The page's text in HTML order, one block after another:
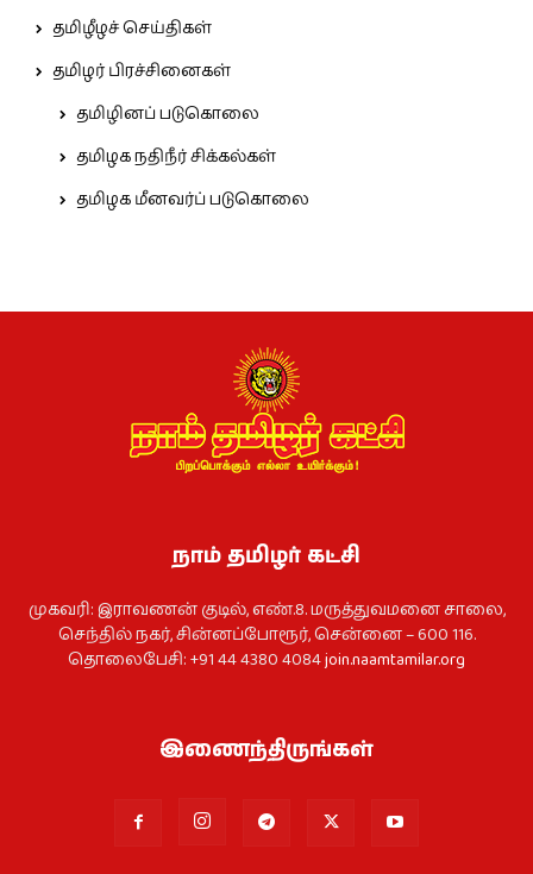
தமிழீழச் செய்திகள்
தமிழர் பிரச்சினைகள்
தமிழினப் படுகொலை
தமிழக நதிநீர் சிக்கல்கள்
தமிழக மீனவர்ப் படுகொலை
நாம் தமிழர் கட்சி
முகவரி: இராவணன் குடில், எண்.8. மருத்துவமனை சாலை,
செந்தில் நகர், சின்னப்போரூர், சென்னை – 600 116.
தொலைபேசி: +91 44 4380 4084join.naamtamilar.org
இணைந்திருங்கள்